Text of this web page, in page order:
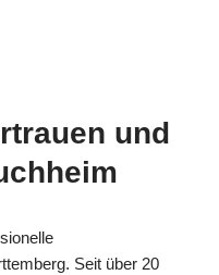
und
Seit über 20